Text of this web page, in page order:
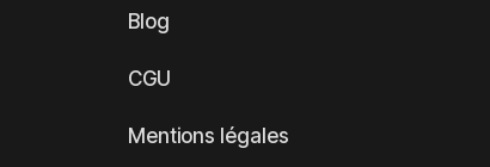
Blog
CGU
Mentions légales